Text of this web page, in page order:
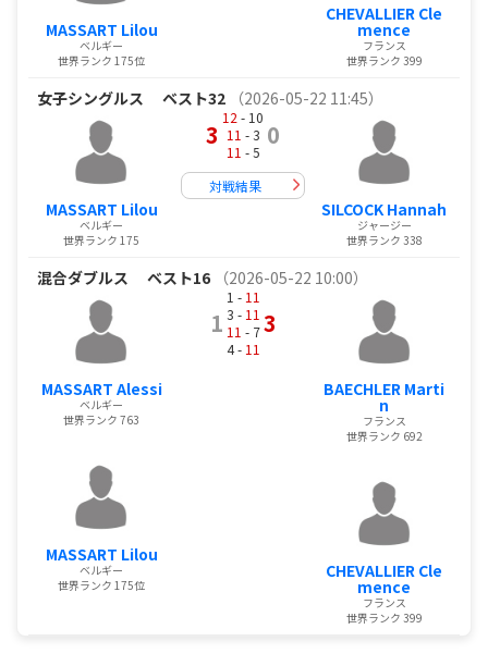
MASSART Lilou
ベルギー
世界ランク 175位
CHEVALLIER Cle
mence
フランス
世界ランク 399
女子シングルス ベスト32 （2026-05-22 11:45）
MASSART Lilou
ベルギー
世界ランク 175
3
12 - 10
11 - 3
11 - 5
0
対戦結果
SILCOCK Hannah
ジャージー
世界ランク 338
混合ダブルス ベスト16 （2026-05-22 10:00）
MASSART Alessi
ベルギー
世界ランク 763
MASSART Lilou
ベルギー
世界ランク 175位
1
1 - 11
3 - 11
11 - 7
4 - 11
3
BAECHLER Marti
n
フランス
世界ランク 692
CHEVALLIER Cle
mence
フランス
世界ランク 399